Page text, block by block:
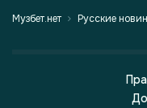
Музбет.нет Русские